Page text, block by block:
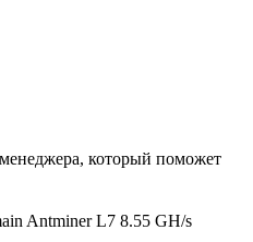
который поможет
Antminer L7 8.55 GH/s